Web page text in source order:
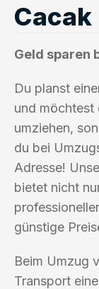
Cacak
Geld sparen
Du planst
und möchtest
umziehen,
du bei
Adresse!
bietet nicht
günstige
Beim Umzug
Transport